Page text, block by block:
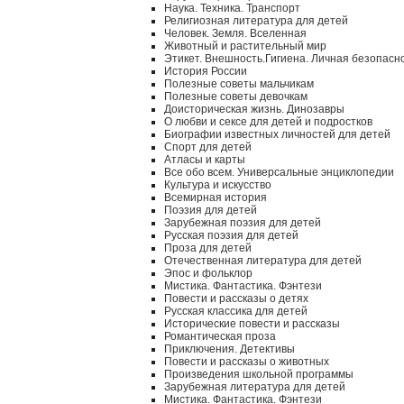
Наука. Техника. Транспорт
Религиозная литература для детей
Человек. Земля. Вселенная
Животный и растительный мир
Этикет. Внешность.Гигиена. Личная
История России
Полезные советы мальчикам
Полезные советы девочкам
Доисторическая жизнь. Динозавры
О любви и сексе для детей и подростков
Биографии известных личностей для детей
Спорт для детей
Атласы и карты
Все обо всем. Универсальные энциклопедии
Культура и искусство
Всемирная история
Поэзия для детей
Зарубежная поэзия для детей
Русская поэзия для детей
Проза для детей
Отечественная литература для детей
Эпос и фольклор
Мистика. Фантастика. Фэнтези
Повести и рассказы о детях
Русская классика для детей
Исторические повести и рассказы
Романтическая проза
Приключения. Детективы
Повести и рассказы о животных
Произведения школьной программы
Зарубежная литература для детей
Мистика. Фантастика. Фэнтези